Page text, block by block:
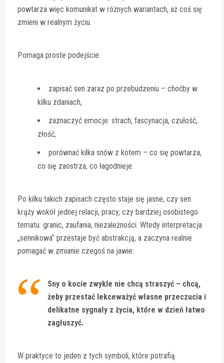
powtarza więc komunikat w różnych wariantach, aż coś się
zmieni w realnym życiu.
Pomaga proste podejście:
zapisać sen zaraz po przebudzeniu – choćby w
kilku zdaniach,
zaznaczyć emocje: strach, fascynacja, czułość,
złość,
porównać kilka snów z kotem – co się powtarza,
co się zaostrza, co łagodnieje.
Po kilku takich zapisach często staje się jasne, czy sen
krąży wokół jednej relacji, pracy, czy bardziej osobistego
tematu: granic, zaufania, niezależności. Wtedy interpretacja
„sennikowa” przestaje być abstrakcją, a zaczyna realnie
pomagać w zmianie czegoś na jawie.
Sny o kocie zwykle nie chcą straszyć – chcą,
żeby przestać lekceważyć własne przeczucia i
delikatne sygnały z życia, które w dzień łatwo
zagłuszyć.
W praktyce to jeden z tych symboli, które potrafią